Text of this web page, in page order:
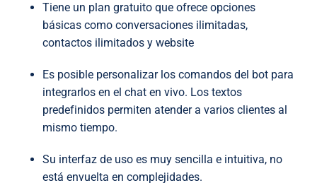
Tiene un plan gratuito que ofrece opciones
básicas como conversaciones ilimitadas,
contactos ilimitados y website
Es posible personalizar los comandos del bot para
integrarlos en el chat en vivo. Los textos
predefinidos permiten atender a varios clientes al
mismo tiempo.
Su interfaz de uso es muy sencilla e intuitiva, no
está envuelta en complejidades.